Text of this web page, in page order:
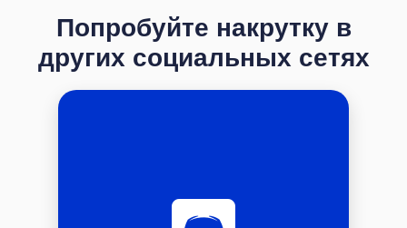
Попробуйте накрутку в
других социальных сетях